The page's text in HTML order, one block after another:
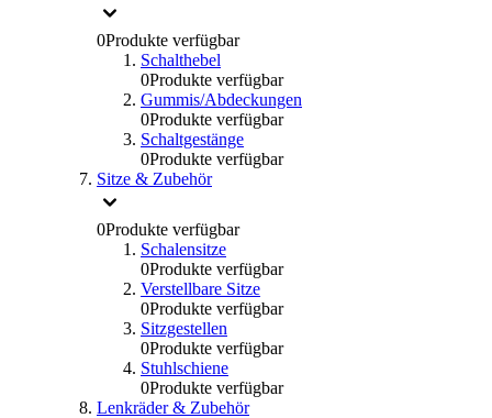
0Produkte verfügbar
Schalthebel
0Produkte verfügbar
Gummis/Abdeckungen
0Produkte verfügbar
Schaltgestänge
0Produkte verfügbar
Sitze & Zubehör
0Produkte verfügbar
Schalensitze
0Produkte verfügbar
Verstellbare Sitze
0Produkte verfügbar
Sitzgestellen
0Produkte verfügbar
Stuhlschiene
0Produkte verfügbar
Lenkräder & Zubehör